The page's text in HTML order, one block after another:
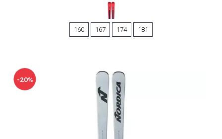
160 167 174 181
-20%